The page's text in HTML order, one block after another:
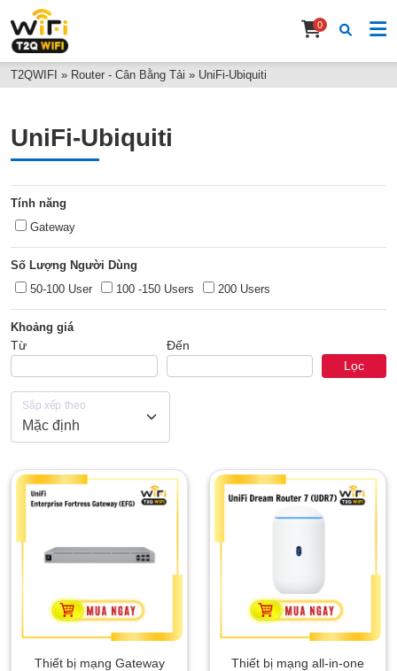
0
T2QWIFI » Router - Cân Bằng Tải » UniFi-Ubiquiti
UniFi-Ubiquiti
Sắp xếp theo
Thiết bị mạng Gateway
Thiết bị mạng all-in-one
Tính năng
Gateway
Số Lượng Người Dùng
50-100 User
100 -150 Users 200 Users
Khoảng giá
Từ
Đến
Lọc